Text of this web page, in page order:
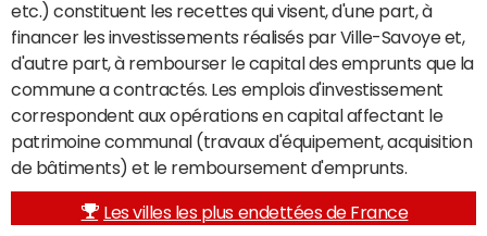
etc.) constituent les recettes qui visent, d'une part, à
financer les investissements réalisés par Ville-Savoye et,
d'autre part, à rembourser le capital des emprunts que la
commune a contractés. Les emplois d'investissement
correspondent aux opérations en capital affectant le
patrimoine communal (travaux d'équipement, acquisition
de bâtiments) et le remboursement d'emprunts.
Les villes les plus endettées de France